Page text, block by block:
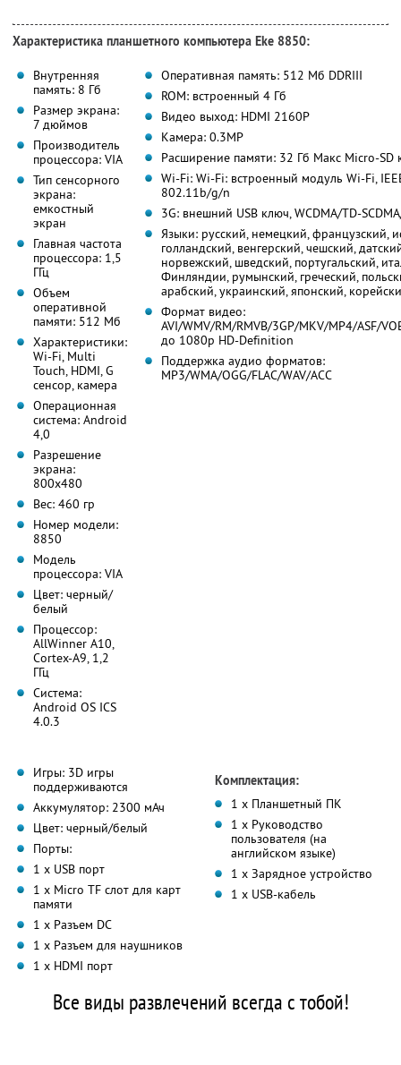
Характеристика планшетного компьютера Eke 8850:
Внутренняя
память: 8 Гб
Размер экрана:
7 дюймов
Производитель
процессора: VIA
Тип сенсорного
экрана:
емкостный
экран
Главная частота
процессора: 1,5
ГГц
Объем
оперативной
памяти: 512 Мб
Характеристики:
Wi-Fi, Multi
Touch, HDMI, G
сенсор, камера
Операционная
система: Android
4,0
Разрешение
экрана:
800x480
Вес: 460 гр
Номер модели:
8850
Модель
процессора: VIA
Цвет: черный/
белый
Процессор:
AllWinner A10,
Cortex-A9, 1,2
ГГц
Система:
Android OS ICS
4.0.3
Оперативная память: 512 Мб DDRIII
ROM: встроенный 4 Гб
Видео выход: HDMI 2160P
Камера: 0.3MP
Расширение памяти: 32 Гб Макс Micro-SD
Wi-Fi: Wi-Fi: встроенный модуль Wi-Fi,
802.11b/g/n
3G: внешний USB ключ, WCDMA/TD-
Языки: русский, немецкий, французский,
голландский, венгерский, чешский,
норвежский, шведский, португальский,
Финляндии, румынский, греческий,
арабский, украинский, японский,
Формат видео:
AVI/WMV/RM/RMVB/3GP/MKV/MP4/ASF/
до 1080p HD-Definition
Поддержка аудио форматов:
MP3/WMA/OGG/FLAC/WAV/ACC
Игры: 3D игры
поддерживаются
Аккумулятор: 2300 мАч
Цвет: черный/белый
Порты:
1 х USB порт
1 х Micro TF слот для карт
памяти
1 х Разъем DC
1 х Разъем для наушников
1 х HDMI порт
Комплектация:
1 x Планшетный ПК
1 x Руководство
пользователя (на
английском языке)
1 x Зарядное устройство
1 x USB-кабель
Все виды развлечений всегда с тобой!